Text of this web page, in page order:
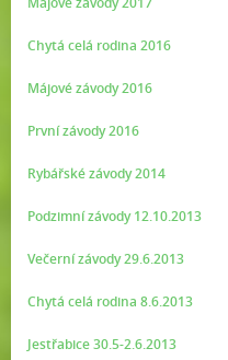
Chytá celá rodina 2016
Májové závody 2016
První závody 2016
Rybářské závody 2014
Podzimní závody 12.10.2013
Večerní závody 29.6.2013
Chytá celá rodina 8.6.2013
Jestřabice 30.5-2.6.2013